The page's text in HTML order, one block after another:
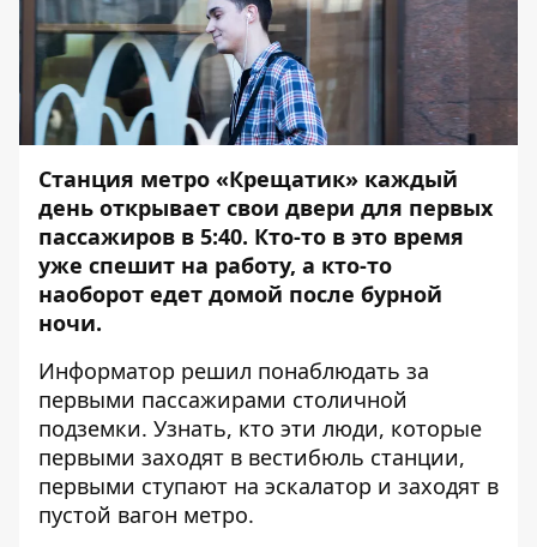
Станция метро «Крещатик» каждый
день открывает свои двери для первых
пассажиров в 5:40. Кто-то в это время
уже спешит на работу, а кто-то
наоборот едет домой после бурной
ночи.
Информатор решил понаблюдать за
первыми пассажирами столичной
подземки. Узнать, кто эти люди, которые
первыми заходят в вестибюль станции,
первыми ступают на эскалатор и заходят в
пустой вагон метро.